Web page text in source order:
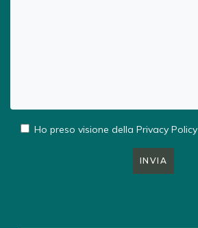
Ho preso visione della Privacy Policy
INVIA